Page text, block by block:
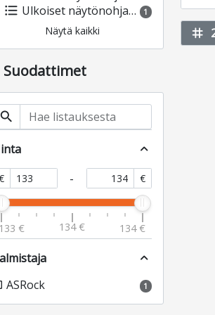
format_list_bulleted Ulkoiset näytönohjaimet 1
Näytä kaikki
Suodattimet
search
expand_less
- €
133 € 134 € 134 €
expand_less
ASRock 1
tag